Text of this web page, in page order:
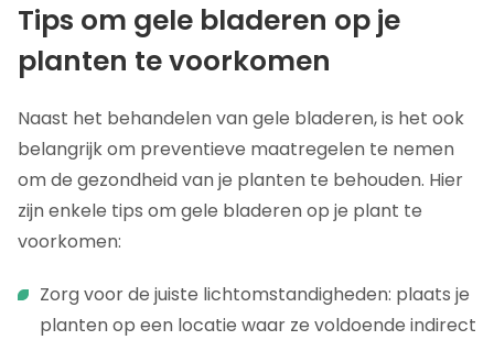
Tips om gele bladeren op je
planten te voorkomen
Naast het behandelen van gele bladeren, is het ook
belangrijk om preventieve maatregelen te nemen
om de gezondheid van je planten te behouden. Hier
zijn enkele tips om gele bladeren op je plant te
voorkomen:
Zorg voor de juiste lichtomstandigheden: plaats je
planten op een locatie waar ze voldoende indirect